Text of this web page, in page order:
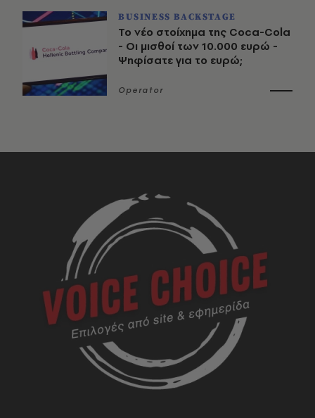
BUSINESS BACKSTAGE
Το νέο στοίχημα της Coca-Cola
- Οι μισθοί των 10.000 ευρώ -
Ψηφίσατε για το ευρώ;
Operator